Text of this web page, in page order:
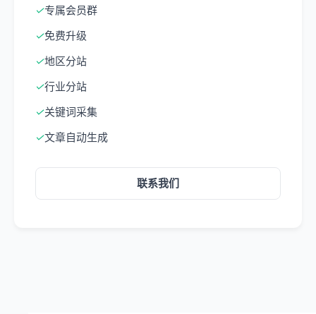
✓专属会员群
✓免费升级
✓地区分站
✓行业分站
✓关键词采集
✓文章自动生成
联系我们